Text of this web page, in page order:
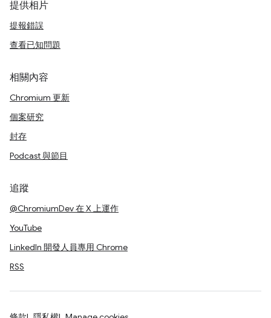
提供相片
提報錯誤
查看已知問題
相關內容
Chromium 更新
個案研究
封存
Podcast 與節目
追蹤
@ChromiumDev 在 X 上運作
YouTube
LinkedIn 開發人員專用 Chrome
RSS